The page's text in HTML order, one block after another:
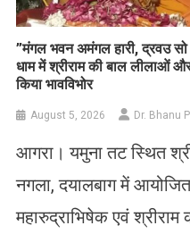
​”मंगल भवन अमंगल हारी, द्रवउ सो
धाम में श्रीराम की बाल लीलाओं
किया भावविभोर
August 5, 2026 Dr. Bhanu
आगरा। यमुना तट स्थित
नगला, दयालबाग में
महारुद्राभिषेक एवं